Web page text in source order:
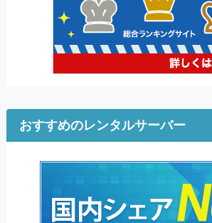
おすすめのレンタルサーバー